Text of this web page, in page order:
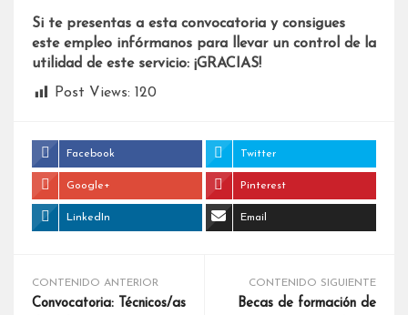
Si te presentas a esta convocatoria y consigues
este empleo infórmanos para llevar un control de la
utilidad de este servicio: ¡GRACIAS!
Post Views: 120
Facebook Twitter
Google+ Pinterest
LinkedIn Email
CONTENIDO ANTERIOR
Convocatoria: Técnicos/as
CONTENIDO SIGUIENTE
Becas de formación de